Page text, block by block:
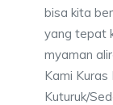
bisa kita
yang tepat
myaman
Kami
Kuturuk/